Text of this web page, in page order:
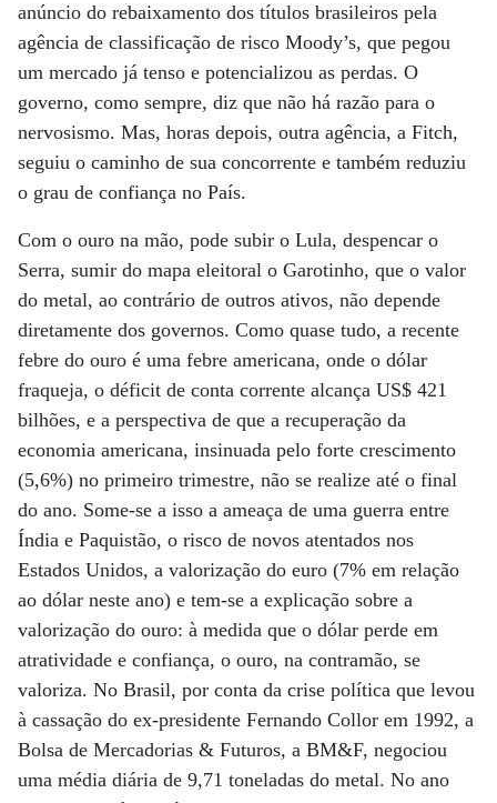
anúncio do rebaixamento dos títulos brasileiros pela
agência de classificação de risco Moody’s, que pegou
um mercado já tenso e potencializou as perdas. O
governo, como sempre, diz que não há razão para o
nervosismo. Mas, horas depois, outra agência, a Fitch,
seguiu o caminho de sua concorrente e também reduziu
o grau de confiança no País.
Com o ouro na mão, pode subir o Lula, despencar o
Serra, sumir do mapa eleitoral o Garotinho, que o valor
do metal, ao contrário de outros ativos, não depende
diretamente dos governos. Como quase tudo, a recente
febre do ouro é uma febre americana, onde o dólar
fraqueja, o déficit de conta corrente alcança US$ 421
bilhões, e a perspectiva de que a recuperação da
economia americana, insinuada pelo forte crescimento
(5,6%) no primeiro trimestre, não se realize até o final
do ano. Some-se a isso a ameaça de uma guerra entre
Índia e Paquistão, o risco de novos atentados nos
Estados Unidos, a valorização do euro (7% em relação
ao dólar neste ano) e tem-se a explicação sobre a
valorização do ouro: à medida que o dólar perde em
atratividade e confiança, o ouro, na contramão, se
valoriza. No Brasil, por conta da crise política que levou
à cassação do ex-presidente Fernando Collor em 1992, a
Bolsa de Mercadorias & Futuros, a BM&F, negociou
uma média diária de 9,71 toneladas do metal. No ano